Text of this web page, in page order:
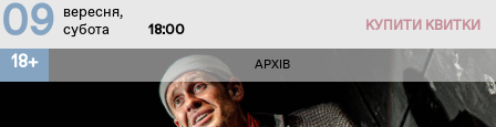
09
вересня,
субота
18:00 КУПИТИ КВИТКИ
18+ АРХІВ